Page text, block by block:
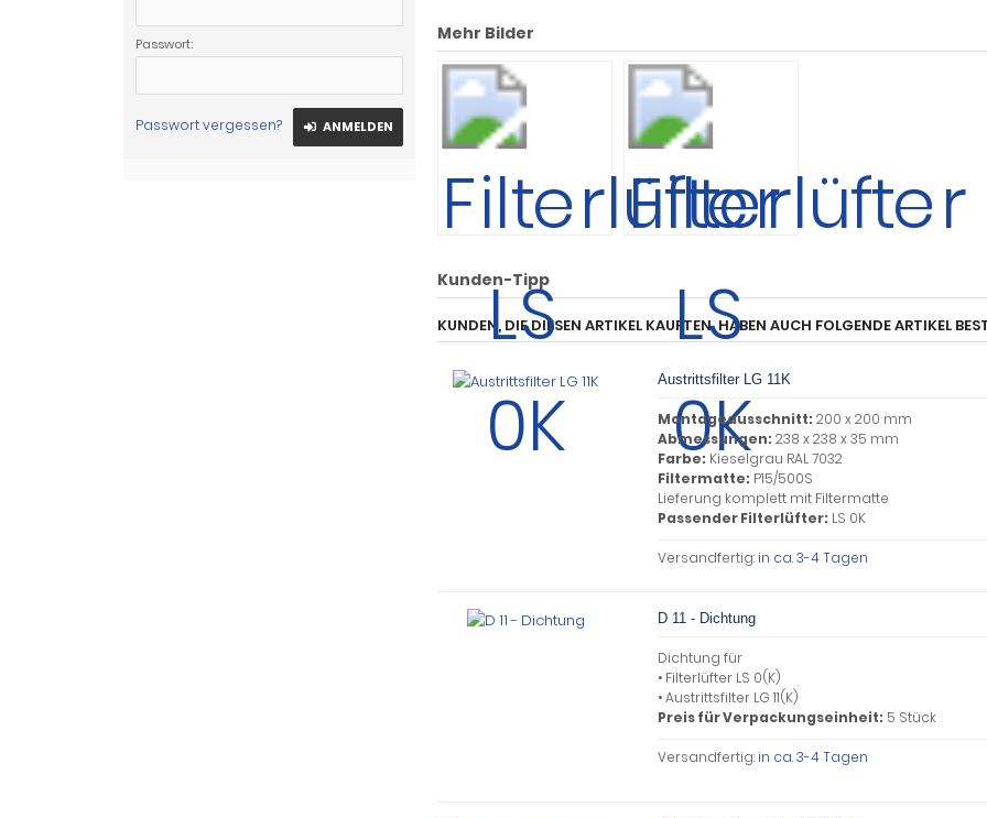
Mehr Bilder
Kunden-Tipp
KUNDEN, DIE DIESEN ARTIKEL KAUFTEN, HABEN AUCH FOLGENDE ARTIKEL
Austrittsfilter LG 11K
Montageausschnitt: 200 x 200 mm
Abmessungen: 238 x 238 x 35 mm
Farbe: Kieselgrau RAL 7032
Filtermatte: P15/500S
Lieferung komplett mit Filtermatte
Passender Filterlüfter: LS 0K
Versandfertig:in ca. 3-4 Tagen
D 11 - Dichtung
Dichtung für
• Filterlüfter LS 0(K)
• Austrittsfilter LG 11(K)
Preis für Verpackungseinheit: 5 Stück
Versandfertig:in ca. 3-4 Tagen
Passwort:
Passwort vergessen? ANMELDEN